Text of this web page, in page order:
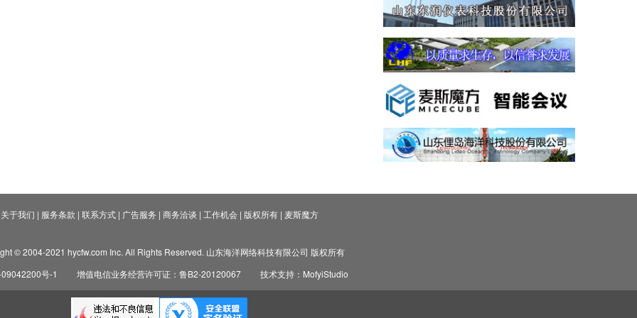
关于我们 | 服务条款 | 联系方式| 广告服务 | 商务洽谈 | 工作机会| 版权所有| 麦斯魔方
© 2004-2021 hycfw.com Inc. All Rights Reserved. 山东海洋网络科技有限公司 版权所有
号-1
增值电信业务经营许可证：鲁B2-20120067 技术支持：MofyiStudio